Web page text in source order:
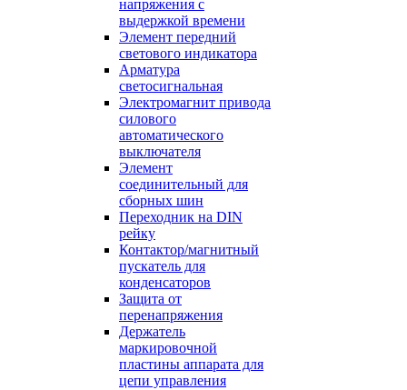
напряжения с
выдержкой времени
Элемент передний
светового индикатора
Арматура
светосигнальная
Электромагнит привода
силового
автоматического
выключателя
Элемент
соединительный для
сборных шин
Переходник на DIN
рейку
Контактор/магнитный
пускатель для
конденсаторов
Защита от
перенапряжения
Держатель
маркировочной
пластины аппарата для
цепи управления